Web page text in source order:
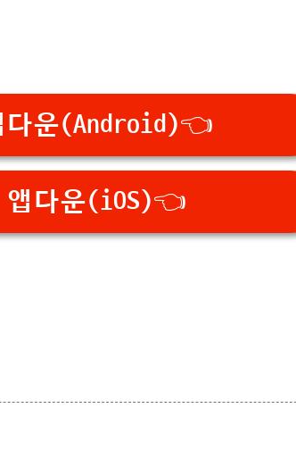
다운(Android)👈
앱다운(iOS)👈